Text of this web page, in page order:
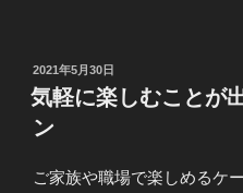
投
稿
日:
2021年5月30日
気軽に楽しむことが
ン
ご家族や職場で楽しめるケ